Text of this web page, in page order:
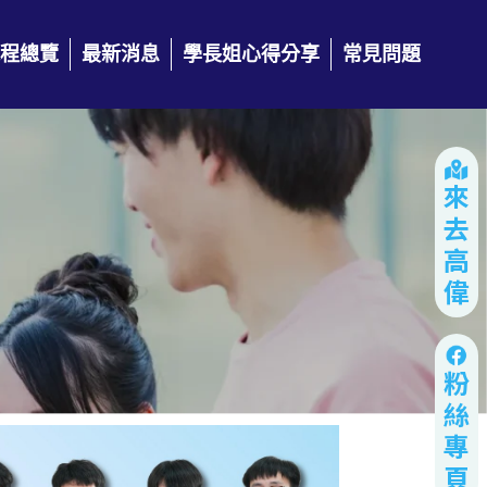
來去高偉
粉絲專頁
總覽 最新消息 學長姐心得分享 常見問題